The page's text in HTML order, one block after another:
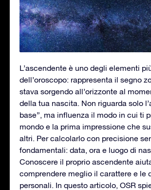
L’ascendente è uno degli elementi
dell’oroscopo: rappresenta il segno
stava sorgendo all’orizzonte al
della tua nascita. Non riguarda solo
base”, ma influenza il modo in cui ti
mondo e la prima impressione che
altri. Per calcolarlo con precisione
fondamentali: data, ora e luogo di
Conoscere il proprio ascendente
comprendere meglio il carattere e le
personali. In questo articolo, OSR